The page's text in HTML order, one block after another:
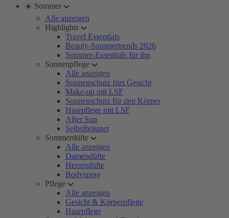
☀️ Sommer
Alle anzeigen
Highlights
Travel Essentials
Beauty-Sommertrends 2026
Sommer-Essentials für ihn
Sonnenpflege
Alle anzeigen
Sonnenschutz fürs Gesicht
Make-up mit LSF
Sonnenschutz für den Körper
Haarpflege mit LSF
After Sun
Selbstbräuner
Sommerdüfte
Alle anzeigen
Damendüfte
Herrendüfte
Bodyspray
Pflege
Alle anzeigen
Gesicht & Körperpflege
Haarpflege